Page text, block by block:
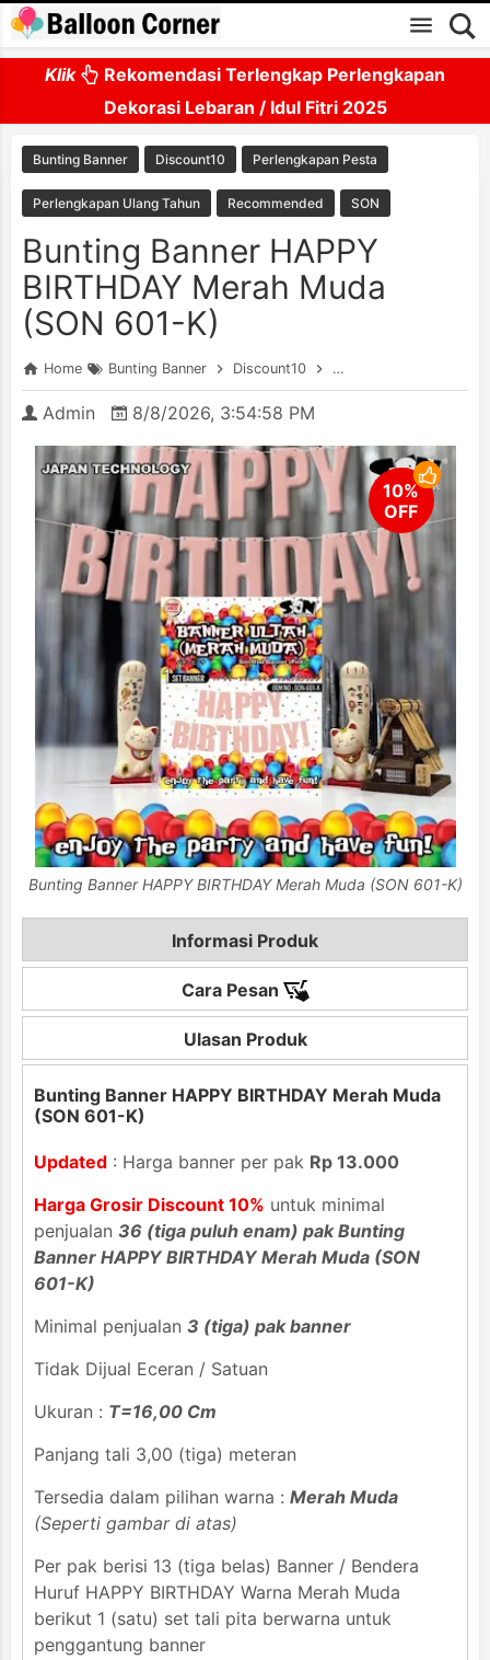
Skip to main content
Klik
Rekomendasi Terlengkap Perlengkapan
Dekorasi Lebaran / Idul Fitri 2025
Bunting Banner Discount10 Perlengkapan Pesta
Perlengkapan Ulang Tahun Recommended SON
Bunting Banner HAPPY
BIRTHDAY Merah Muda
(SON 601-K)
Home Bunting Banner Discount10 Perlengkapan Pesta
Admin 8/8/2026, 3:54:58 PM
Bunting Banner HAPPY BIRTHDAY Merah Muda (SON 601-K)
Informasi Produk
Bunting Banner HAPPY BIRTHDAY Merah Muda
(SON 601-K)
Updated : Harga banner per pak Rp 13.000
Harga Grosir Discount 10% untuk minimal
penjualan 36 (tiga puluh enam) pak Bunting
Banner HAPPY BIRTHDAY Merah Muda (SON
601-K)
Minimal penjualan 3 (tiga) pak banner
Tidak Dijual Eceran / Satuan
Ukuran : T=16,00 Cm
Panjang tali 3,00 (tiga) meteran
Tersedia dalam pilihan warna : Merah Muda
(Seperti gambar di atas)
Per pak berisi 13 (tiga belas) Banner / Bendera
Huruf HAPPY BIRTHDAY Warna Merah Muda
berikut 1 (satu) set tali pita berwarna untuk
penggantung banner
Cara Pesan
Ulasan Produk